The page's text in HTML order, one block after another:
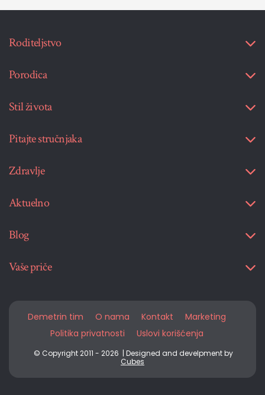
Roditeljstvo
Porodica
Stil života
Pitajte stručnjaka
Zdravlje
Aktuelno
Blog
Vaše priče
Demetrin tim O nama Kontakt
Marketing
Politika privatnosti
Uslovi korišćenja
© Copyright 2011 - 2026 | Designed and develpment by
Cubes